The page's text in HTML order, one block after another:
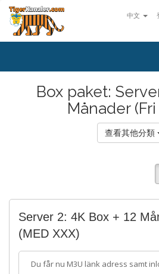
中文
Box paket:
Månader
查看其他分類
Server 2: 4K Box + 12
(MED XXX)
Du får nu M3U länk adress samt